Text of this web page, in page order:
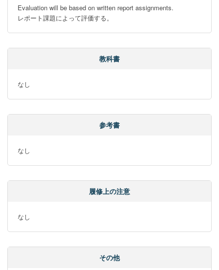
Evaluation will be based on written report assignments.
レポート課題によって評価する。
教科書
なし
参考書
なし
履修上の注意
なし
その他